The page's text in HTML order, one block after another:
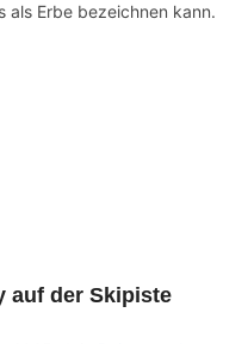
als Erbe bezeichnen kann.
auf der Skipiste